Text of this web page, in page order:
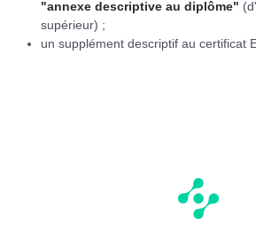
"annexe descriptive au diplôme"
supérieur) ;
un supplément descriptif au certificat